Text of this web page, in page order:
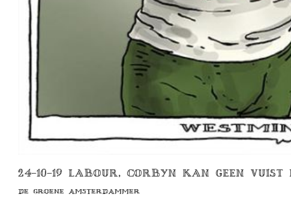
24-10-19 LABOUR, CORBYN KAN GEEN VUIST
DE GROENE AMSTERDAMMER